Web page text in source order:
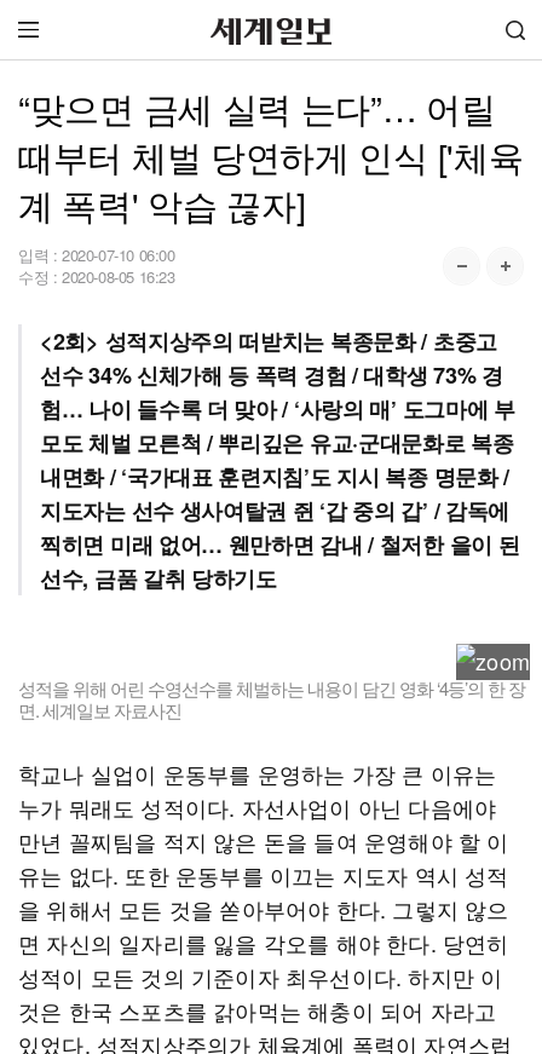
“맞으면 금세 실력 는다”… 어릴
때부터 체벌 당연하게 인식 ['체육
계 폭력' 악습 끊자]
입력 : 2020-07-10 06:00
수정 : 2020-08-05 16:23
<2회> 성적지상주의 떠받치는 복종문화 / 초중고
선수 34% 신체가해 등 폭력 경험 / 대학생 73% 경
험… 나이 들수록 더 맞아 / ‘사랑의 매’ 도그마에 부
모도 체벌 모른척 / 뿌리깊은 유교·군대문화로 복종
내면화 / ‘국가대표 훈련지침’도 지시 복종 명문화 /
지도자는 선수 생사여탈권 쥔 ‘갑 중의 갑’ / 감독에
찍히면 미래 없어… 웬만하면 감내 / 철저한 을이 된
선수, 금품 갈취 당하기도
성적을 위해 어린 수영선수를 체벌하는 내용이 담긴 영화 ‘4등’의 한 장
면. 세계일보 자료사진
학교나 실업이 운동부를 운영하는 가장 큰 이유는
누가 뭐래도 성적이다. 자선사업이 아닌 다음에야
만년 꼴찌팀을 적지 않은 돈을 들여 운영해야 할 이
유는 없다. 또한 운동부를 이끄는 지도자 역시 성적
을 위해서 모든 것을 쏟아부어야 한다. 그렇지 않으
면 자신의 일자리를 잃을 각오를 해야 한다. 당연히
성적이 모든 것의 기준이자 최우선이다. 하지만 이
것은 한국 스포츠를 갉아먹는 해충이 되어 자라고
있었다. 성적지상주의가 체육계에 폭력이 자연스럽